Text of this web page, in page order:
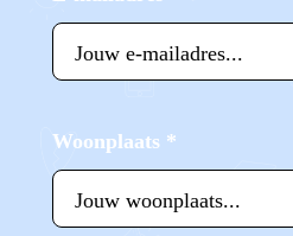
Woonplaats *